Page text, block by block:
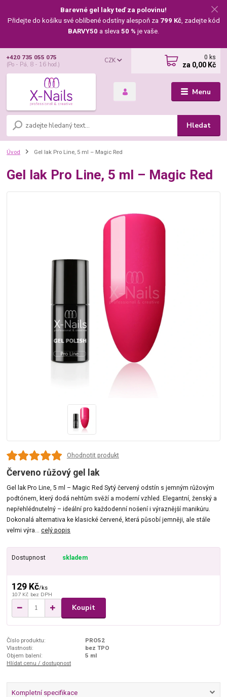
Barevné gel laky teď za polovinu!
Přidejte do košíku své oblíbené odstíny alespoň za 799 Kč, zadejte kód
BARVY50 a sleva 50 % je vaše.
Menu
CZK
Hledat
+420 735 055 075
(Po - Pá, 8 - 16 hod.)
0 ks
za 0,00 Kč
Úvod Gel lak Pro Line, 5 ml – Magic Red
Gel lak Pro Line, 5 ml – Magic Red
Ohodnotit produkt
Červeno růžový gel lak
Gel lak Pro Line, 5 ml – Magic Red Sytý červený odstín s jemným růžovým
podtónem, který dodá nehtům svěží a moderní vzhled. Elegantní, ženský a
nepřehlédnutelný – ideální pro každodenní nošení i výraznější manikúru.
Dokonalá alternativa ke klasické červené, která působí jemněji, ale stále
velmi výra...celý popis
Dostupnost skladem
129 Kč/ks
107 Kč bez DPH
Koupit
Číslo produktu:
PRO52
Vlastnosti:
bez TPO
Objem balení:
5 ml
Hlídat cenu / dostupnost
Kompletní specifikace